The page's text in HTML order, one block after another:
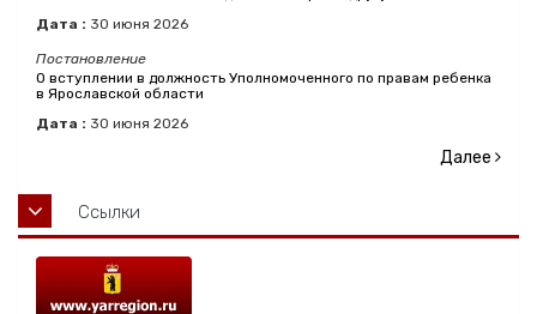
Дата : 30 июня 2026
Постановление
О вступлении в должность Уполномоченного по правам ребенка
в Ярославской области
Дата : 30 июня 2026
Далее
Ссылки